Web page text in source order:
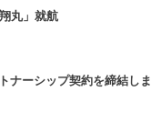
丸」就航
ナーシップ契約を締結しま